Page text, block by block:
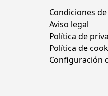
Condiciones
Aviso legal
Política de
Política de
Configuración